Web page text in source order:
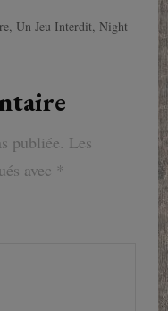
Un Jeu Interdit, Night
publiée. Les
avec *